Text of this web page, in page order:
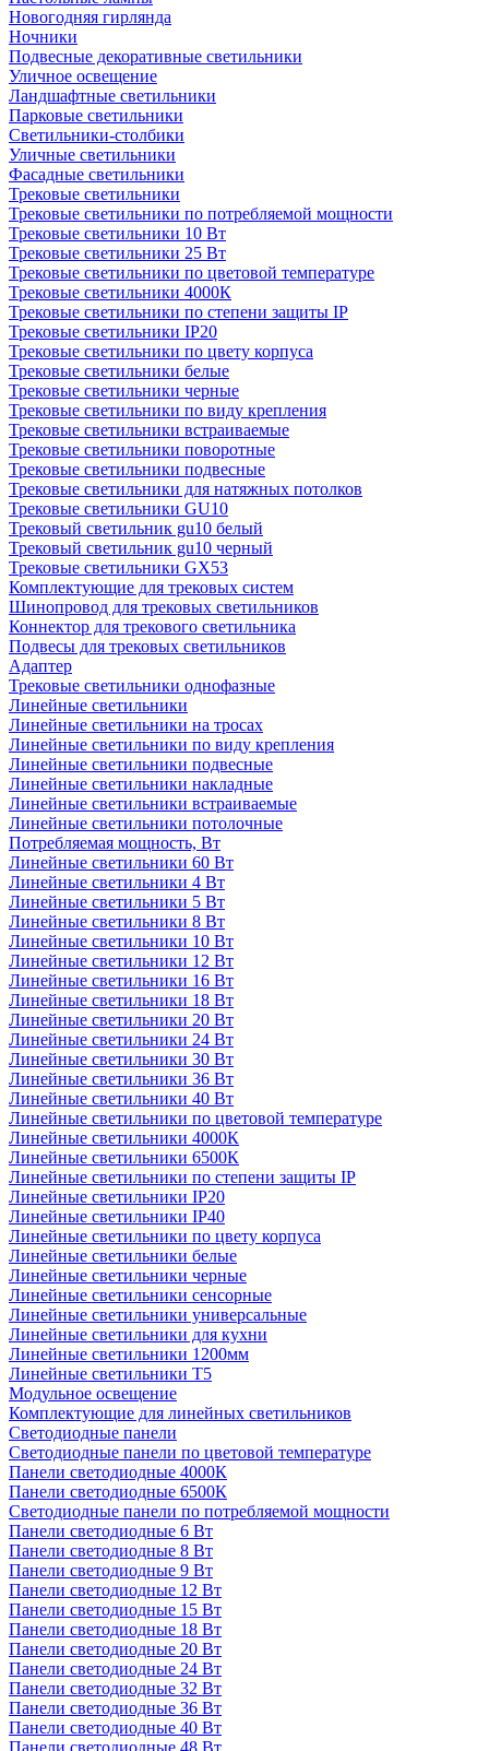
Новогодняя гирлянда
Ночники
Подвесные декоративные светильники
Уличное освещение
Ландшафтные светильники
Парковые светильники
Светильники-столбики
Уличные светильники
Фасадные светильники
Трековые светильники
Трековые светильники по потребляемой мощности
Трековые светильники 10 Вт
Трековые светильники 25 Вт
Трековые светильники по цветовой температуре
Трековые светильники 4000К
Трековые светильники по степени защиты IP
Трековые светильники IP20
Трековые светильники по цвету корпуса
Трековые светильники белые
Трековые светильники черные
Трековые светильники по виду крепления
Трековые светильники встраиваемые
Трековые светильники поворотные
Трековые светильники подвесные
Трековые светильники для натяжных потолков
Трековые светильники GU10
Трековый светильник gu10 белый
Трековый светильник gu10 черный
Трековые светильники GX53
Комплектующие для трековых систем
Шинопровод для трековых светильников
Коннектор для трекового светильника
Подвесы для трековых светильников
Адаптер
Трековые светильники однофазные
Линейные светильники
Линейные светильники на тросах
Линейные светильники по виду крепления
Линейные светильники подвесные
Линейные светильники накладные
Линейные светильники встраиваемые
Линейные светильники потолочные
Потребляемая мощность, Вт
Линейные светильники 60 Вт
Линейные светильники 4 Вт
Линейные светильники 5 Вт
Линейные светильники 8 Вт
Линейные светильники 10 Вт
Линейные светильники 12 Вт
Линейные светильники 16 Вт
Линейные светильники 18 Вт
Линейные светильники 20 Вт
Линейные светильники 24 Вт
Линейные светильники 30 Вт
Линейные светильники 36 Вт
Линейные светильники 40 Вт
Линейные светильники по цветовой температуре
Линейные светильники 4000К
Линейные светильники 6500К
Линейные светильники по степени защиты IP
Линейные светильники IP20
Линейные светильники IP40
Линейные светильники по цвету корпуса
Линейные светильники белые
Линейные светильники черные
Линейные светильники сенсорные
Линейные светильники универсальные
Линейные светильники для кухни
Линейные светильники 1200мм
Линейные светильники Т5
Модульное освещение
Комплектующие для линейных светильников
Светодиодные панели
Светодиодные панели по цветовой температуре
Панели светодиодные 4000К
Панели светодиодные 6500К
Светодиодные панели по потребляемой мощности
Панели светодиодные 6 Вт
Панели светодиодные 8 Вт
Панели светодиодные 9 Вт
Панели светодиодные 12 Вт
Панели светодиодные 15 Вт
Панели светодиодные 18 Вт
Панели светодиодные 20 Вт
Панели светодиодные 24 Вт
Панели светодиодные 32 Вт
Панели светодиодные 36 Вт
Панели светодиодные 40 Вт
Панели светодиодные 48 Вт